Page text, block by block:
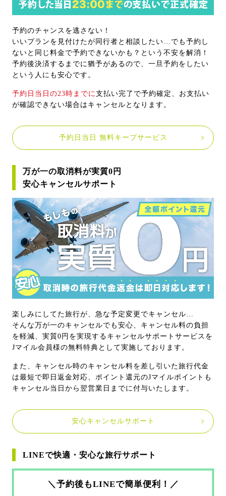
予約のチャンスを逃さない！
いいプランを見付けたが同行者と相談したい…でも予約し
ないと同じ料金で予約できないかも？という不安を解消！
予約後決済するまでに猶予があるので、一旦予約をしたい
という人にも安心です。
予約日当日の23時までに 支払い完了で予約確定、お支払い
が確認できない場合はキャンセルとなります。
予約日当日 無料キープサービス
万が一の取消料が実質0円
安心キャンセルサポート
楽しみにしてた旅行が、急な予定変更でキャンセル…
そんな万が一のキャンセルでも安心、キャンセル料の負担
を軽減、実質0円を実現するキャンセルサポートサービスを
Jマイル会員様の無料特典として実施しております。
また、キャンセル時のキャンセル料を差し引いた旅行代金
は最短で即日返金対応、ポイント還元のJマイルポイントも
キャンセル当日から翌営業日までに付与いたします。
安心キャンセルサポート
LINEで快適・安心な旅行サポート
＼予約後もLINEで簡単便利！／